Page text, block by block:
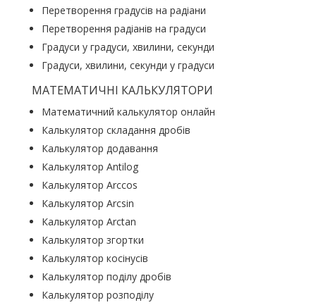
Перетворення градусів на радіани
Перетворення радіанів на градуси
Градуси у градуси, хвилини, секунди
Градуси, хвилини, секунди у градуси
МАТЕМАТИЧНІ КАЛЬКУЛЯТОРИ
Математичний калькулятор онлайн
Калькулятор складання дробів
Калькулятор додавання
Калькулятор Antilog
Калькулятор Arccos
Калькулятор Arcsin
Калькулятор Arctan
Калькулятор згортки
Калькулятор косінусів
Калькулятор поділу дробів
Калькулятор розподілу